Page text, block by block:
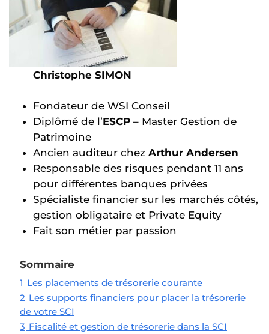
Christophe SIMON
Fondateur de WSI Conseil
Diplômé de l’ESCP – Master Gestion de
Patrimoine
Ancien auditeur chez Arthur Andersen
Responsable des risques pendant 11 ans
pour différentes banques privées
Spécialiste financier sur les marchés côtés,
gestion obligataire et Private Equity
Fait son métier par passion
Sommaire
1 Les placements de trésorerie courante
2 Les supports financiers pour placer la trésorerie
de votre SCI
3 Fiscalité et gestion de trésorerie dans la SCI